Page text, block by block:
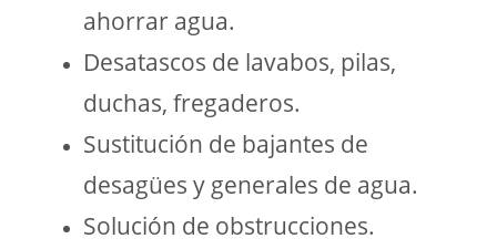
ahorrar agua.
Desatascos de lavabos, pilas,
duchas, fregaderos.
Sustitución de bajantes de
desagües y generales de agua.
Solución de obstrucciones.